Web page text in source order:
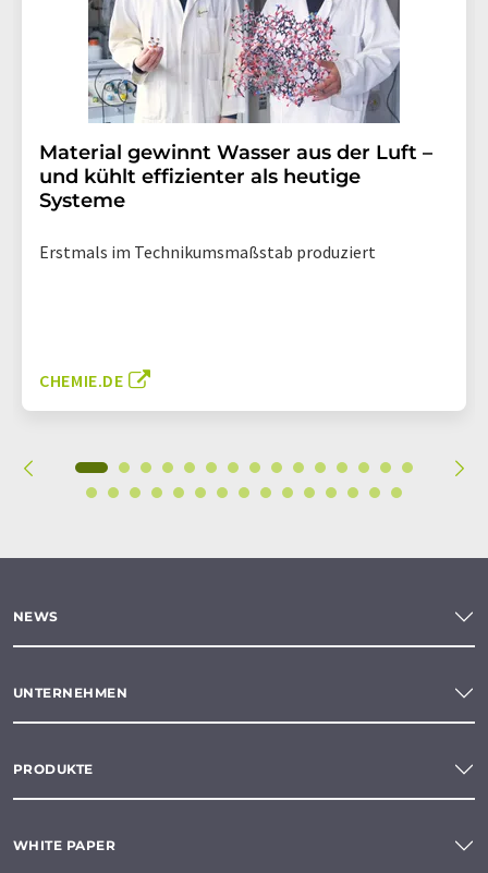
Material gewinnt Wasser aus der Luft –
und kühlt effizienter als heutige
Systeme
Erstmals im Technikumsmaßstab produziert
CHEMIE.DE
NEWS
UNTERNEHMEN
PRODUKTE
WHITE PAPER